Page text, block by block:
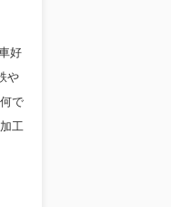
好
や
で
工